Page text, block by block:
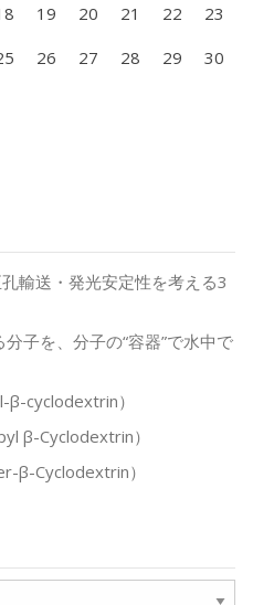
19 20 21 22
23
26 27 28 29
30
輸送・発光安定性を考える3
子を、分子の“容器”で水中で
cyclodextrin）
β-Cyclodextrin）
β-Cyclodextrin）